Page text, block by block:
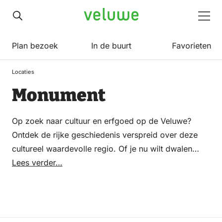
Veluwe
Plan bezoek In de buurt Favorieten
Locaties
Monument
Op zoek naar cultuur en erfgoed op de Veluwe?
Ontdek de rijke geschiedenis verspreid over deze
cultureel waardevolle regio. Of je nu wilt dwalen
door indrukwekkende musea te midden van
Lees verder…